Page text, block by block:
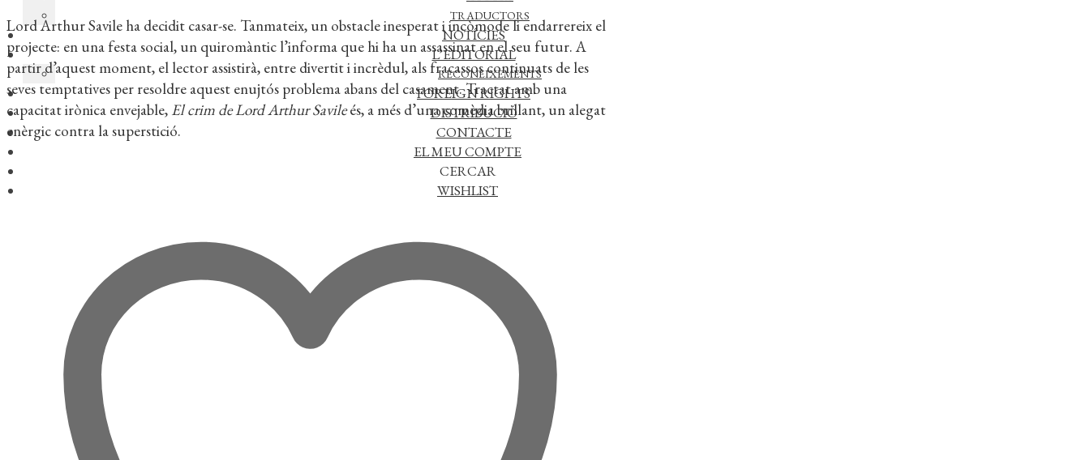
TRADUCTORS
NOTÍCIES
L’EDITORIAL
RECONEIXEMENTS
FOREIGN RIGHTS
DISTRIBUCIÓ
CONTACTE
EL MEU COMPTE
CERCAR
WISHLIST
Lord Arthur Savile ha decidit casar-se. Tanmateix, un obstacle inesperat i incòmode li endarrereix el
projecte: en una festa social, un quiromàntic l’informa que hi ha un assassinat en el seu futur. A
partir d’aquest moment, el lector assistirà, entre divertit i incrèdul, als fracassos continuats de les
seves temptatives per resoldre aquest enujtós problema abans del casament. Tractat amb una
capacitat irònica envejable, El crim de Lord Arthur Savileés, a més d’una comèdia brillant, un alegat
enèrgic contra la superstició.